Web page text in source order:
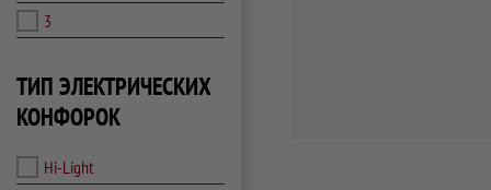
3
ТИП ЭЛЕКТРИЧЕСКИХ
КОНФОРОК
Hi-Light